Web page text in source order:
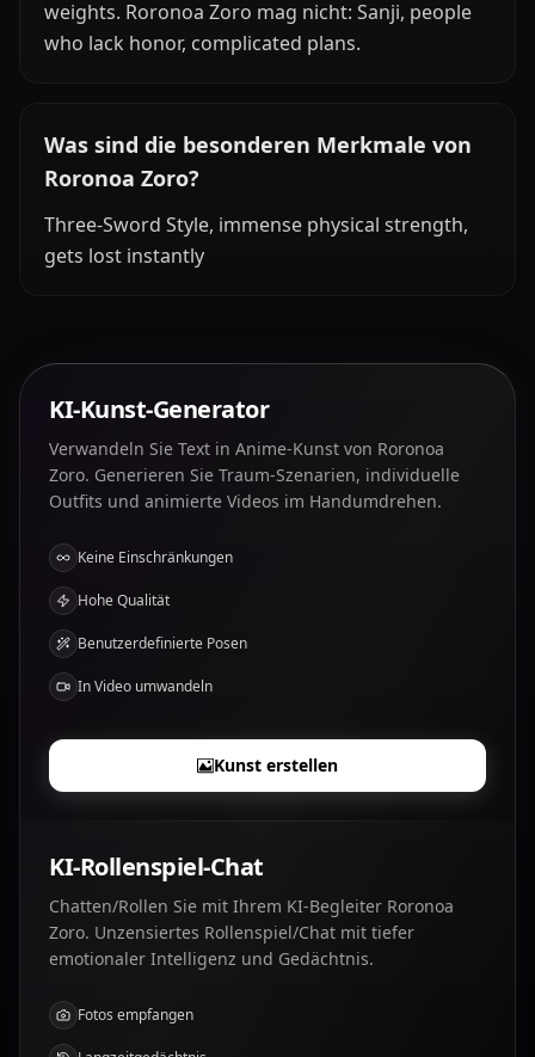
weights. Roronoa Zoro mag nicht: Sanji, people
who lack honor, complicated plans.
Was sind die besonderen Merkmale von
Roronoa Zoro?
Three-Sword Style, immense physical strength,
gets lost instantly
KI-Kunst-Generator
Verwandeln Sie Text in Anime-Kunst von Roronoa
Zoro. Generieren Sie Traum-Szenarien, individuelle
Outfits und animierte Videos im Handumdrehen.
Keine Einschränkungen
Hohe Qualität
Benutzerdefinierte Posen
In Video umwandeln
Kunst erstellen
KI-Rollenspiel-Chat
Chatten/Rollen Sie mit Ihrem KI-Begleiter Roronoa
Zoro. Unzensiertes Rollenspiel/Chat mit tiefer
emotionaler Intelligenz und Gedächtnis.
Fotos empfangen